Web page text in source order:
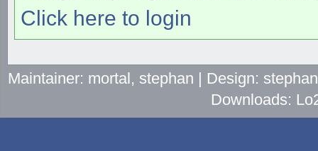
Click here to login
Maintainer: mortal, stephan | Design:
Downloads: